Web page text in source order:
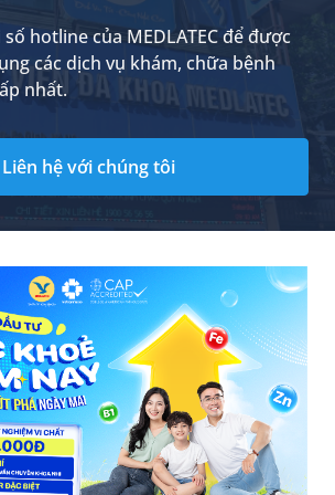
hotline của MEDLATEC để được
các dịch vụ khám, chữa bệnh
nhất.
Liên hệ với chúng tôi